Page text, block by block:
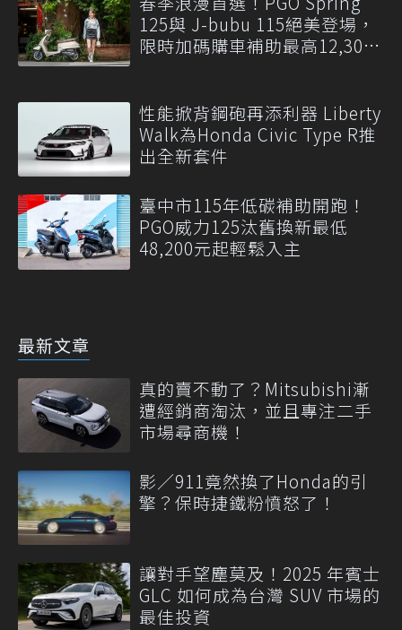
125與 J-bubu 115絕美登場，
限時加碼購車補助最高12,300
性能掀背鋼砲再添利器 Liberty
Walk為Honda Civic Type R推
出全新套件
臺中市115年低碳補助開跑！
PGO威力125汰舊換新最低
48,200元起輕鬆入主
最新文章
真的賣不動了？Mitsubishi漸
遭經銷商淘汰，並且專注二手
市場尋商機！
影／911竟然換了Honda的引
擎？保時捷鐵粉憤怒了！
讓對手望塵莫及！2025 年賓士
GLC 如何成為台灣 SUV 市場的
最佳投資